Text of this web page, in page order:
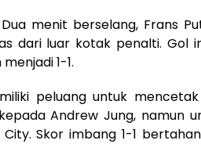
menit berselang, Frans
dari luar kotak penalti. Gol
1-1.
peluang untuk
Andrew Jung, namun
Skor imbang 1-1